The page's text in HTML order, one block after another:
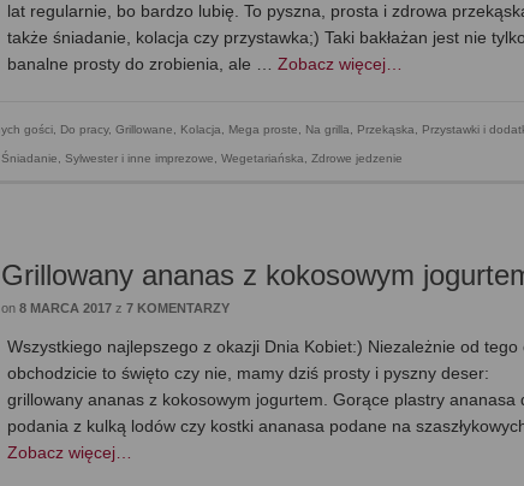
lat regularnie, bo bardzo lubię. To pyszna, prosta i zdrowa
także śniadanie, kolacja czy przystawka;) Taki bakłażan jest nie tylko
banalne prosty do zrobienia, ale …Zobacz więcej…
gości, Do pracy, Grillowane, Kolacja, Mega proste, Na grilla, Przekąska, Przystawki i
Śniadanie, Sylwester i inne imprezowe, Wegetariańska, Zdrowe jedzenie
Grillowany ananas z kokosowym
on8 MARCA 2017 z7 KOMENTARZY
Wszystkiego najlepszego z okazji Dnia Kobiet:) Niezależnie od tego
obchodzicie to święto czy nie, mamy dziś prosty i pyszny deser:
grillowany ananas z kokosowym jogurtem. Gorące plastry ananasa
podania z kulką lodów czy kostki ananasa podane na
Zobacz więcej…